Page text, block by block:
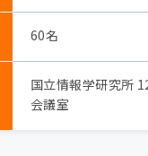
60名
国立情報学研究所
会議室